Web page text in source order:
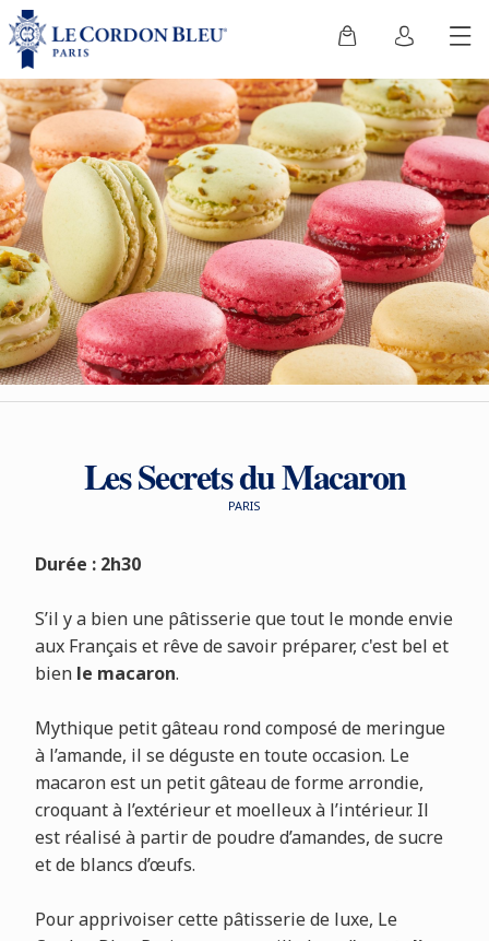
Les Secrets du Macaron
PARIS
Durée : 2h30
S’il y a bien une pâtisserie que tout le monde envie
aux Français et rêve de savoir préparer, c'est bel et
bien le macaron.
Mythique petit gâteau rond composé de meringue
à l’amande, il se déguste en toute occasion. Le
macaron est un petit gâteau de forme arrondie,
croquant à l’extérieur et moelleux à l’intérieur. Il
est réalisé à partir de poudre d’amandes, de sucre
et de blancs d’œufs.
Pour apprivoiser cette pâtisserie de luxe, Le